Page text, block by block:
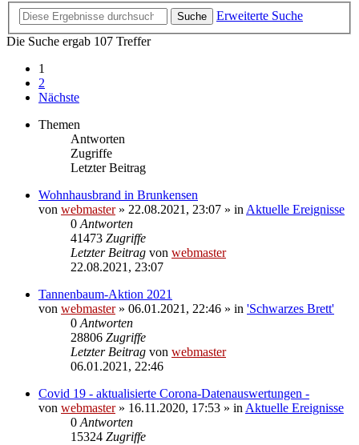
Suche
Erweiterte Suche
Die Suche ergab 107 Treffer
1
2
Nächste
Themen
Antworten
Zugriffe
Letzter Beitrag
Wohnhausbrand in Brunkensen
von webmaster» 22.08.2021, 23:07 » in Aktuelle Ereignisse
0 Antworten
41473 Zugriffe
Letzter Beitrag von webmaster
22.08.2021, 23:07
Tannenbaum-Aktion 2021
von webmaster» 06.01.2021, 22:46 » in 'Schwarzes Brett'
0 Antworten
28806 Zugriffe
Letzter Beitrag von webmaster
06.01.2021, 22:46
Covid 19 - aktualisierte Corona-Datenauswertungen -
von webmaster» 16.11.2020, 17:53 » in Aktuelle Ereignisse
0 Antworten
15324 Zugriffe